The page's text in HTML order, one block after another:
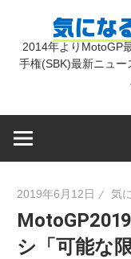
2014年よりMotoGP
手権(SBK)最新ニュ
2019年6月12日 気
シ「可能な